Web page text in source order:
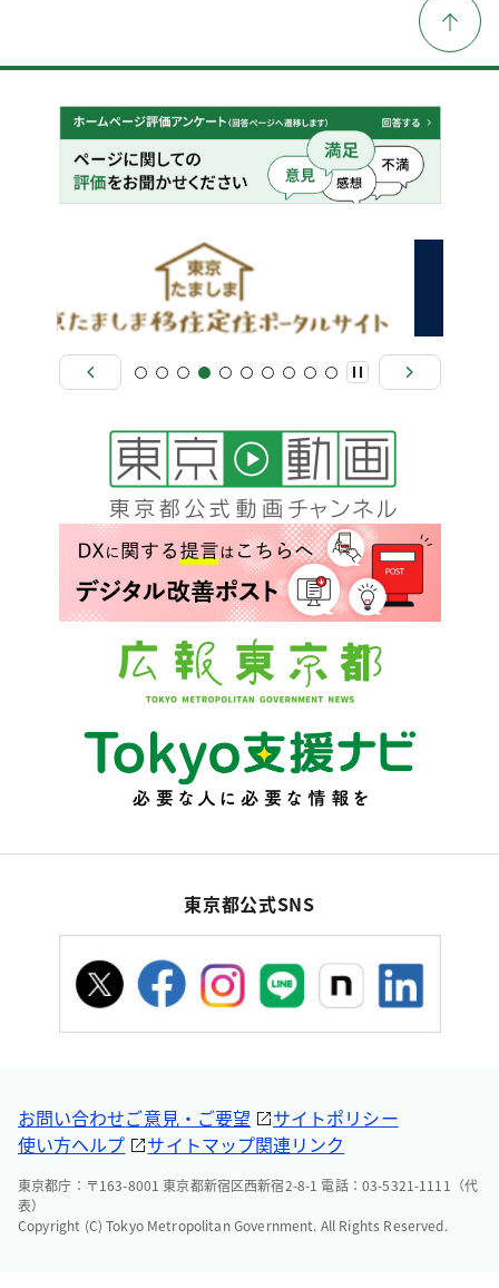
東京都公式SNS
お問い合わせご意見・ご要望
サイトポリシー
使い方ヘルプ
サイトマップ関連リンク
東京都庁：〒163-8001 東京都新宿区西新宿2-8-1 電話：03-5321-1111（代
表）
Copyright (C) Tokyo Metropolitan Government. All Rights Reserved.